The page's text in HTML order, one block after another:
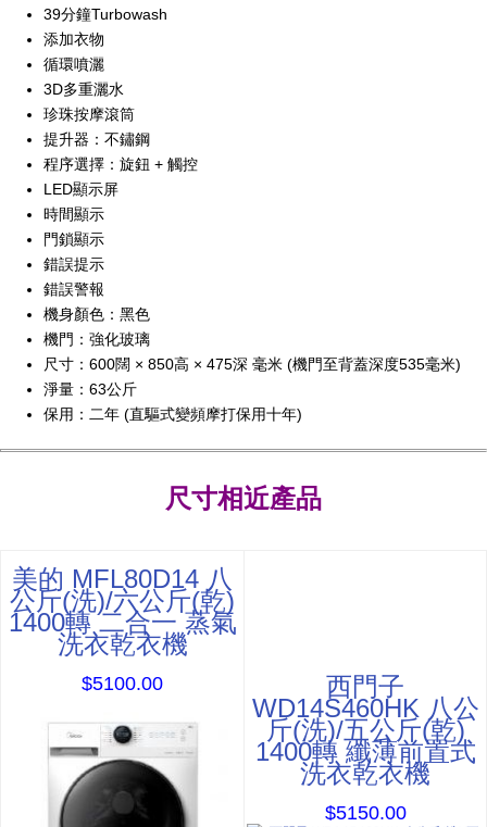
39分鐘Turbowash
添加衣物
循環噴灑
3D多重灑水
珍珠按摩滾筒
提升器：不鏽鋼
程序選擇：旋鈕 + 觸控
LED顯示屏
時間顯示
門鎖顯示
錯誤提示
錯誤警報
機身顏色：黑色
機門：強化玻璃
尺寸：600闊 × 850高 × 475深 毫米 (機門至背蓋深度535毫米)
淨量：63公斤
保用：二年 (直驅式變頻摩打保用十年)
尺寸相近產品
美的 MFL80D14 八
公斤(洗)/六公斤(乾)
1400轉 二合一 蒸氣
洗衣乾衣機
$5100.00 西門子
WD14S460HK 八公
斤(洗)/五公斤(乾)
1400轉 纖薄前置式
洗衣乾衣機
$5150.00